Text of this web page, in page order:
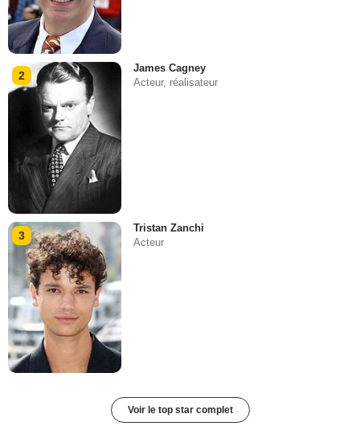
2
James Cagney
Acteur, réalisateur
3
Tristan Zanchi
Acteur
Voir le top star complet